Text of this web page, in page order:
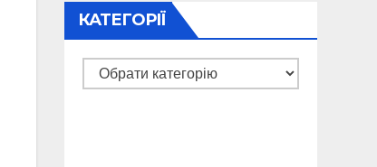
КАТЕГОРІЇ
Категорії